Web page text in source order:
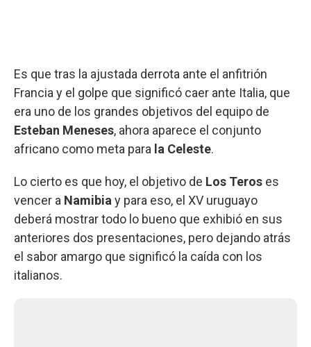
Es que tras la ajustada derrota ante el anfitrión
Francia y el golpe que significó caer ante Italia, que
era uno de los grandes objetivos del equipo de
Esteban Meneses, ahora aparece el conjunto
africano como meta para la Celeste.
Lo cierto es que hoy, el objetivo de Los Teros es
vencer a Namibia y para eso, el XV uruguayo
deberá mostrar todo lo bueno que exhibió en sus
anteriores dos presentaciones, pero dejando atrás
el sabor amargo que significó la caída con los
italianos.